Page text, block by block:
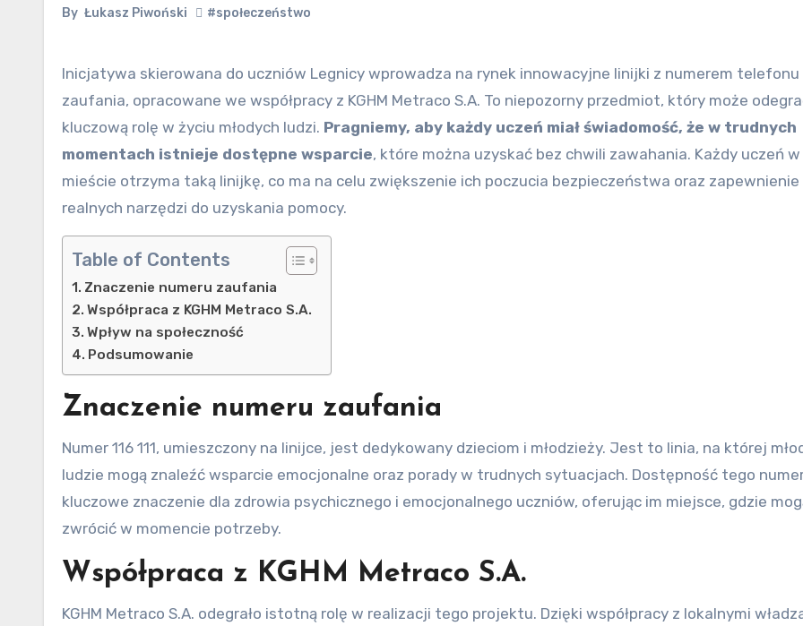
By Łukasz Piwoński #społeczeństwo
Inicjatywa skierowana do uczniów Legnicy wprowadza na rynek innowacyjne linijki z numerem telefonu
zaufania, opracowane we współpracy z KGHM Metraco S.A. To niepozorny przedmiot, który może
kluczową rolę w życiu młodych ludzi. Pragniemy, aby każdy uczeń miał świadomość, że w trudnych
momentach istnieje dostępne wsparcie, które można uzyskać bez chwili zawahania. Każdy uczeń w
mieście otrzyma taką linijkę, co ma na celu zwiększenie ich poczucia bezpieczeństwa oraz zapewnienie
realnych narzędzi do uzyskania pomocy.
Table of Contents
Znaczenie numeru zaufania
Współpraca z KGHM Metraco S.A.
Wpływ na społeczność
Podsumowanie
Znaczenie numeru zaufania
Numer 116 111, umieszczony na linijce, jest dedykowany dzieciom i młodzieży. Jest to linia, na której
ludzie mogą znaleźć wsparcie emocjonalne oraz porady w trudnych sytuacjach. Dostępność tego
kluczowe znaczenie dla zdrowia psychicznego i emocjonalnego uczniów, oferując im miejsce, gdzie
zwrócić w momencie potrzeby.
Współpraca z KGHM Metraco S.A.
KGHM Metraco S.A. odegrało istotną rolę w realizacji tego projektu. Dzięki współpracy z lokalnymi